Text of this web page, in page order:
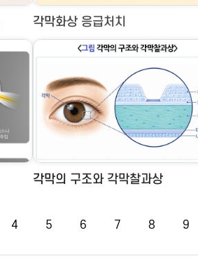
각막화상 응급처치
각막의 구조와 각막찰과상
4 5 6 7 8 9